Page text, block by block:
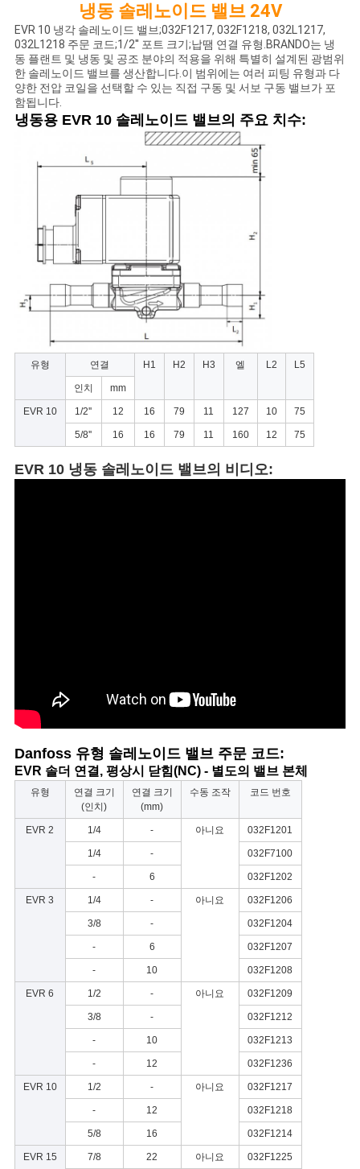
요
청
하
COMPANY
NEWS
트
책
냉동 솔레노이드 밸브 24V
EVR 10 냉각 솔레노이드 밸브;032F1217, 032F1218, 032L1217,
032L1218 주문 코드;1/2'' 포트 크기;납땜 연결 유형.BRANDO는 냉
동 플랜트 및 냉동 및 공조 분야의 적용을 위해 특별히 설계된 광범위
한 솔레노이드 밸브를 생산합니다.이 범위에는 여러 피팅 유형과 다
양한 전압 코일을 선택할 수 있는 직접 구동 및 서보 구동 밸브가 포
함됩니다.
냉동용 EVR 10 솔레노이드 밸브의 주요 치수:
유형 연결 H1 H2 H3 엘 L2 L5
인치 mm
EVR 10 1/2'' 12 16 79 11 127 10 75
5/8'' 16 16 79 11 160 12 75
EVR 10 냉동 솔레노이드 밸브의 비디오:
Danfoss 유형 솔레노이드 밸브 주문 코드:
EVR 솔더 연결, 평상시 닫힘(NC) - 별도의 밸브 본체
유형
연결 크기
(인치)
연결 크기
(mm)
수동 조작 코드 번호
EVR 2 1/4 - 아니요 032F1201
1/4 - 032F7100
- 6 032F1202
EVR 3 1/4 - 아니요 032F1206
3/8 - 032F1204
- 6 032F1207
- 10 032F1208
EVR 6 1/2 - 아니요 032F1209
3/8 - 032F1212
- 10 032F1213
- 12 032F1236
EVR 10 1/2 - 아니요 032F1217
- 12 032F1218
5/8 16 032F1214
EVR 15 7/8 22 아니요 032F1225